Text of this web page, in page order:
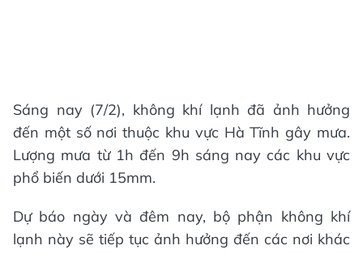
Sáng nay (7/2), không khí lạnh đã ảnh hưởng
đến một số nơi thuộc khu vực Hà Tĩnh gây mưa.
Lượng mưa từ 1h đến 9h sáng nay các khu vực
phổ biến dưới 15mm.
Dự báo ngày và đêm nay, bộ phận không khí
lạnh này sẽ tiếp tục ảnh hưởng đến các nơi khác